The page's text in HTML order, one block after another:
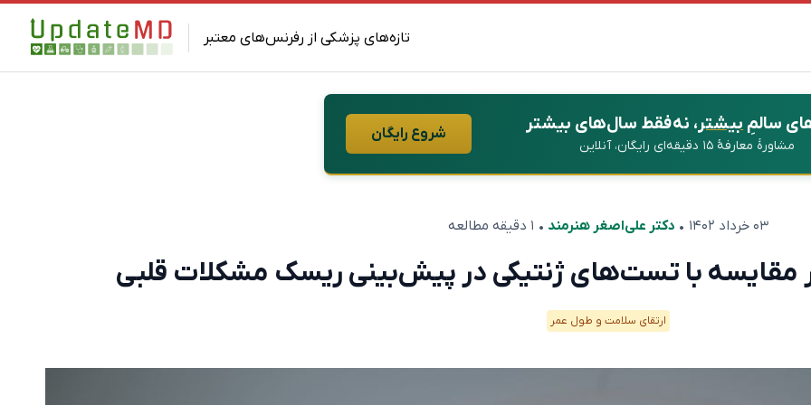
تازه‌های پزشکی از رفرنس‌های معتبر
سالمِبیشتر، نه فقط سال‌های بیشتر
مشاورهٔ معارفهٔ ۱۵ دقیقه‌ای رایگان، آنلاین
شروع رایگان
۰۳ خرداد ۱۴۰۲ • دکتر علی‌اصغر هنرمند • ۱ دقیقه مطالعه
مقایسه با تست‌های ژنتیکی در پیش‌بینی ریسک مشکلات قلبی
ارتقای سلامت و طول عمر